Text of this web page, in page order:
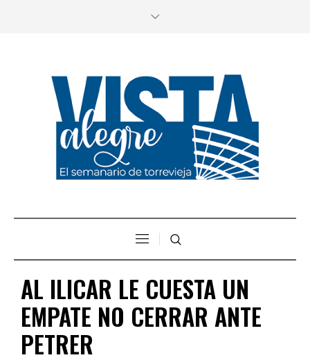
AL ILICAR LE CUESTA UN
EMPATE NO CERRAR ANTE
PETRER